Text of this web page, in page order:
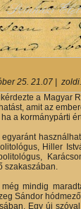
Színházi
25. 21.07
a Magyar
amit az
a kormánypárti
Hiller
szakaszában.
mindig
Sándor
Egy új